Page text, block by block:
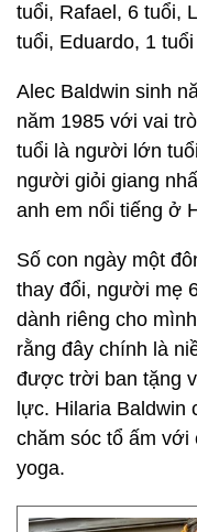
tuổi, Rafael, 6 tuổi,
tuổi, Eduardo, 1
Alec Baldwin sinh
năm 1985 với vai
tuổi là người lớn
người giỏi giang
anh em nổi tiếng ở
Số con ngày một
thay đổi, người mẹ
dành riêng cho
rằng đây chính là
được trời ban tặng
lực. Hilaria Baldwin
chăm sóc tổ ấm với
yoga.